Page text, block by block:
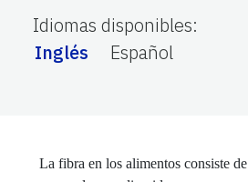
Idiomas disponibles:
Inglés
Español
La fibra en los alimentos consiste